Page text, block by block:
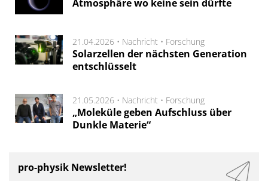
Atmosphäre wo keine sein dürfte
21.04.2026 • Nachricht • Forschung
Solarzellen der nächsten Generation
entschlüsselt
21.05.2026 • Nachricht • Forschung
„Moleküle geben Aufschluss über
Dunkle Materie“
pro-physik Newsletter!